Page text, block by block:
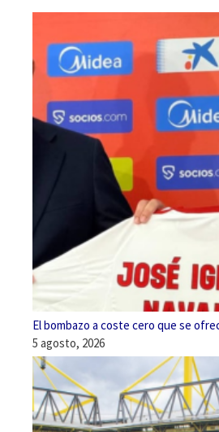
El bombazo a coste cero que se
5 agosto, 2026